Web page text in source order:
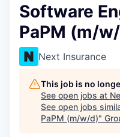
Software
PaPM (m/
Next Insurance
This job is no
See open jobs at
See open jobs
PaPM (m/w/d)"